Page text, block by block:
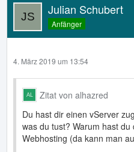
Julian Schubert
Anfänger
4. März 2019 um 13:54
Zitat von alhazred
Du hast dir einen vServer
was du tust? Warum hast du
Webhosting (da kann man